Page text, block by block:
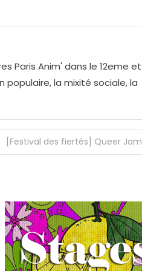
Paris Anim' dans le 12eme et
populaire, la mixité sociale, la
[Festival des fiertés] Queer Jam